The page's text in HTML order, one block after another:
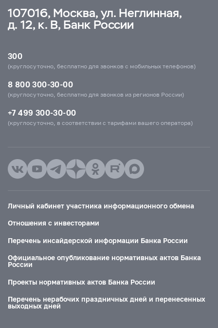
107016, Москва, ул. Неглинная,
д. 12, к. В, Банк России
300
(круглосуточно, бесплатно для звонков с мобильных телефонов)
8 800 300-30-00
(круглосуточно, бесплатно для звонков из регионов России)
+7 499 300-30-00
(круглосуточно, в соответствии с тарифами вашего оператора)
Личный кабинет участника информационного обмена
Отношения с инвесторами
Перечень инсайдерской информации Банка России
Официальное опубликование нормативных актов Банка
России
Проекты нормативных актов Банка России
Перечень нерабочих праздничных дней и перенесенных
выходных дней